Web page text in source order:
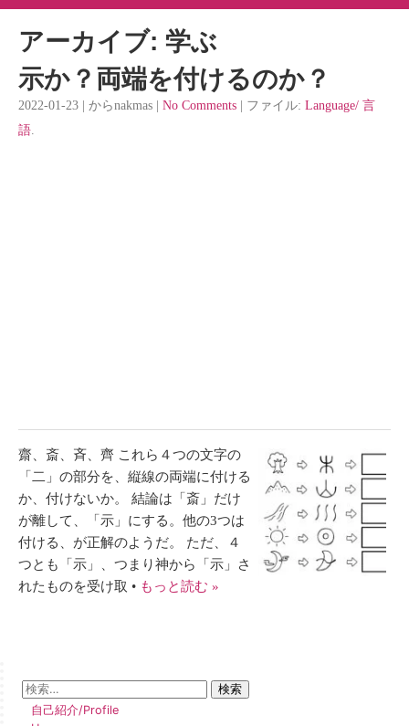
アーカイブ: 学ぶ
示か？両端を付けるのか？
2022-01-23 | からnakmas | No Comments | ファイル: Language/ 言
語.
齋、斎、斉、齊 これら４つの文字の
「二」の部分を、縦線の両端に付ける
か、付けないか。 結論は「斎」だけ
が離して、「示」にする。他の3つは
付ける、が正解のようだ。 ただ、４
つとも「示」、つまり神から「示」さ
れたものを受け取 • もっと読む »
自己紹介/Profile